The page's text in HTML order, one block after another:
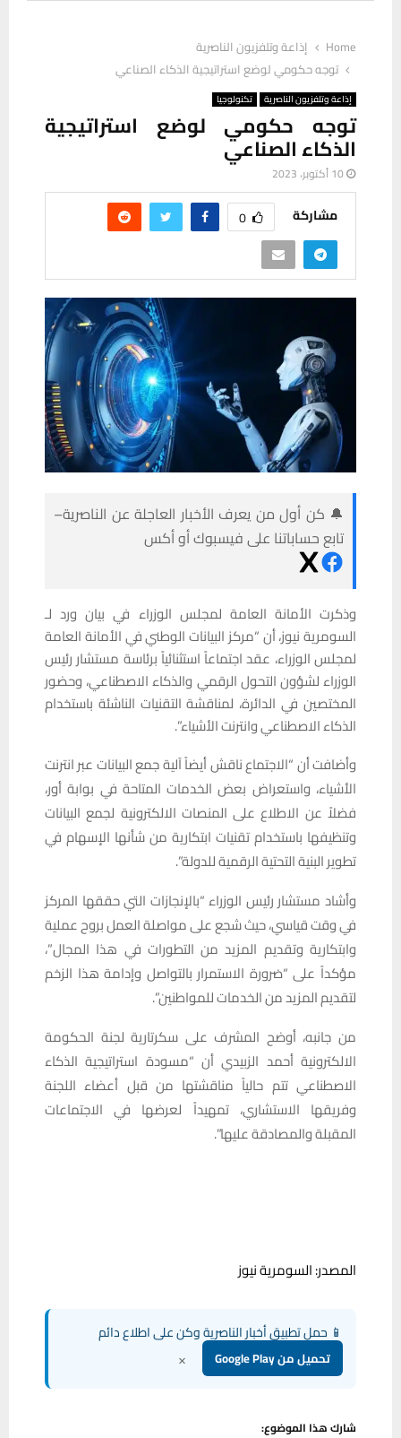
Home
إذاعة وتلفزيون الناصرية
توجه حكومي لوضع استراتيجية الذكاء الصناعي
إذاعة وتلفزيون الناصرية تكنولوجيا
توجه حكومي لوضع استراتيجية
الذكاء الصناعي
10 أكتوبر، 2023
مشاركة 0
🔔 كن أول من يعرف الأخبار العاجلة عن الناصرية–
تابع حساباتنا على فيسبوك أو أكس
وذكرت الأمانة العامة لمجلس الوزراء في بيان ورد لـ
السومرية نيوز، أن “مركز البيانات الوطني في الأمانة العامة
لمجلس الوزراء، عقد اجتماعاً استثنائياً برئاسة مستشار رئيس
الوزراء لشؤون التحول الرقمي والذكاء الاصطناعي، وحضور
المختصين في الدائرة، لمناقشة التقنيات الناشئة باستخدام
الذكاء الاصطناعي وانترنت الأشياء”.
وأضافت أن “الاجتماع ناقش أيضاً آلية جمع البيانات عبر انترنت
الأشياء، واستعراض بعض الخدمات المتاحة في بوابة أور،
فضلاً عن الاطلاع على المنصات الالكترونية لجمع البيانات
وتنظيفها باستخدام تقنيات ابتكارية من شأنها الإسهام في
تطوير البنية التحتية الرقمية للدولة”.
وأشاد مستشار رئيس الوزراء “بالإنجازات التي حققها المركز
في وقت قياسي، حيث شجع على مواصلة العمل بروح عملية
وابتكارية وتقديم المزيد من التطورات في هذا المجال”،
مؤكداً على “ضرورة الاستمرار بالتواصل وإدامة هذا الزخم
لتقديم المزيد من الخدمات للمواطنين”.
من جانبه، أوضح المشرف على سكرتارية لجنة الحكومة
الالكترونية أحمد الزبيدي أن “مسودة استراتيجية الذكاء
الاصطناعي تتم حالياً مناقشتها من قبل أعضاء اللجنة
وفريقها الاستشاري، تمهيداً لعرضها في الاجتماعات
المقبلة والمصادقة عليها”.
المصدر: السومرية نيوز
📱 حمل تطبيق أخبار الناصرية وكن على اطلاع دائم
تحميل من Google Play ×
شارك هذا الموضوع: